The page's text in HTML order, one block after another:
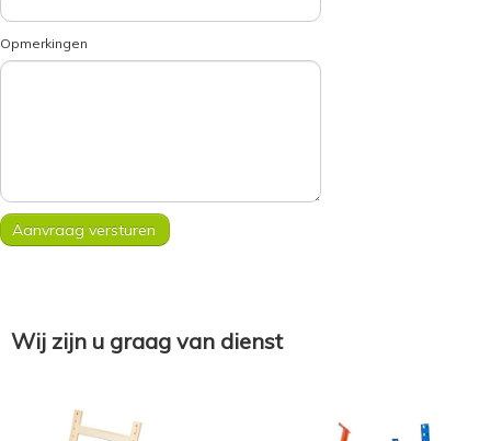
Opmerkingen
Wij zijn u graag van dienst